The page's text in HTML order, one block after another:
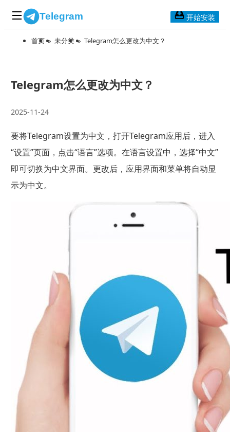
Telegram
应用下载
Telegram Mac版
Telegram安卓版
开始安装
首页 » 未分类 » Telegram怎么更改为中文？
Telegram怎么更改为中文？
2025-11-24
要将Telegram设置为中文，打开Telegram应用后，进入
“设置”页面，点击“语言”选项。在语言设置中，选择“中文”
即可切换为中文界面。更改后，应用界面和菜单将自动显
示为中文。